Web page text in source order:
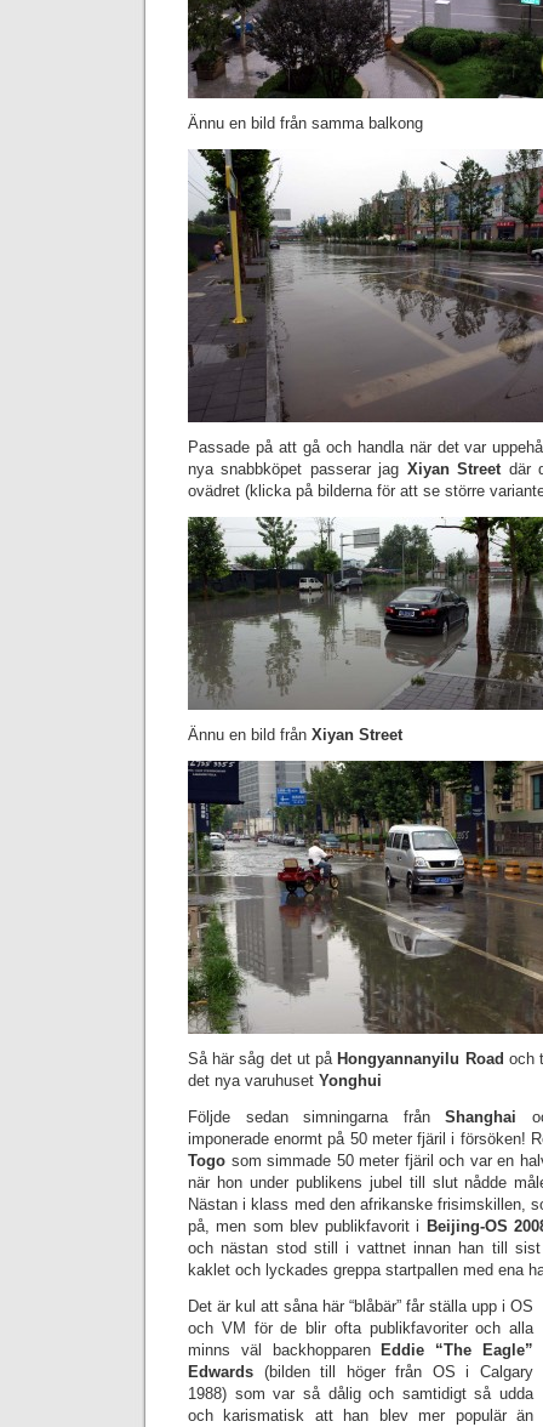
Ännu en bild från samma balkong
Passade på att gå och handla när det var
nya snabbköpet passerar jag Xiyan Streetdär
ovädret (klicka på bilderna för att se större
Ännu en bild från Xiyan Street
Så här såg det ut på Hongyannanyilu Road och
det nya varuhuset Yonghui
Följde sedan simningarna frånShanghai
imponerade enormt på 50 meter fjäril i försöken!
Togo som simmade 50 meter fjäril och var en
när hon under publikens jubel till slut nådde
Nästan i klass med den afrikanske frisimskillen,
på, men som blev publikfavorit i Beijing-OS
och nästan stod still i vattnet innan han till
kaklet och lyckades greppa startpallen med ena
Det är kul att såna här “blåbär” får ställa upp i OS
och VM för de blir ofta publikfavoriter och alla
minns väl backhopparen
Eddie “The Eagle”
Edwards (bilden till höger från OS i Calgary
1988) som var så dålig och samtidigt så udda
och karismatisk att han blev mer populär än